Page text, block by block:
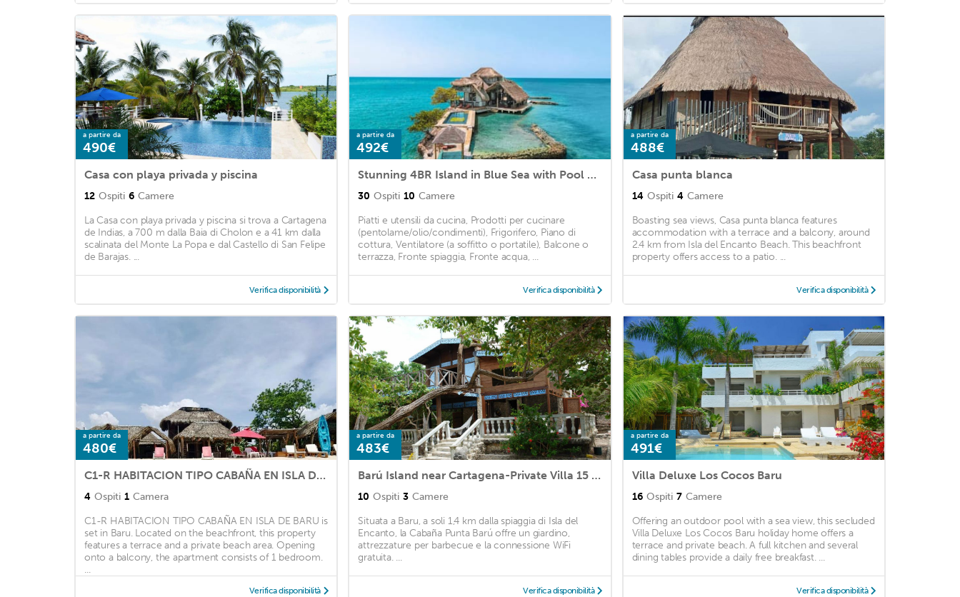
a partire da
490€
Casa con playa privada y piscina
12 Ospiti 6 Camere
La Casa con playa privada y piscina si trova a Cartagena
de Indias, a 700 m dalla Baia di Cholon e a 41 km dalla
scalinata del Monte La Popa e dal Castello di San Felipe
de Barajas. ...
Verifica disponibilità
a partire da
492€
Stunning 4BR Island in Blue Sea with Pool KALUA★
30 Ospiti 10 Camere
Piatti e utensili da cucina, Prodotti per cucinare
(pentolame/olio/condimenti), Frigorifero, Piano di
cottura, Ventilatore (a soffitto o portatile), Balcone o
terrazza, Fronte spiaggia, Fronte acqua, ...
Verifica disponibilità
a partire da
488€
Casa punta blanca
14 Ospiti 4 Camere
Boasting sea views, Casa punta blanca features
accommodation with a terrace and a balcony, around
2.4 km from Isla del Encanto Beach. This beachfront
property offers access to a patio. ...
Verifica disponibilità
a partire da
480€
C1-R HABITACION TIPO CABAÑA EN ISLA DE BARU
4 Ospiti 1 Camera
C1-R HABITACION TIPO CABAÑA EN ISLA DE BARU is
set in Baru. Located on the beachfront, this property
features a terrace and a private beach area. Opening
onto a balcony, the apartment consists of 1 bedroom.
...
Verifica disponibilità
a partire da
483€
Barú Island near Cartagena-Private Villa 15 feet in front of the Beach
10 Ospiti 3 Camere
Situata a Baru, a soli 1,4 km dalla spiaggia di Isla del
Encanto, la Cabaña Punta Barú offre un giardino,
attrezzature per barbecue e la connessione WiFi
gratuita. ...
Verifica disponibilità
a partire da
491€
Villa Deluxe Los Cocos Baru
16 Ospiti 7 Camere
Offering an outdoor pool with a sea view, this secluded
Villa Deluxe Los Cocos Baru holiday home offers a
terrace and private beach. A full kitchen and several
dining tables provide a daily free breakfast. ...
Verifica disponibilità